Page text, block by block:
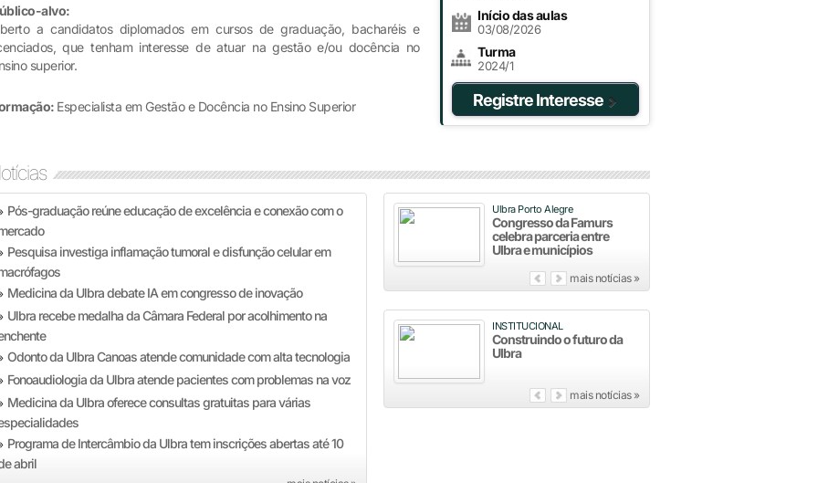
alvo:
a candidatos diplomados em cursos de graduação, bacharéis e
que tenham interesse de atuar na gestão e/ou docência no
superior.
Especialista em Gestão e Docência no Ensino Superior
Início das aulas
03/08/2026
Turma
2024/1
Registre Interesse
Pós-graduação reúne educação de excelência e conexão com o
Pesquisa investiga inflamação tumoral e disfunção celular em
Medicina da Ulbra debate IA em congresso de inovação
Ulbra recebe medalha da Câmara Federal por acolhimento na
Odonto da Ulbra Canoas atende comunidade com alta tecnologia
Fonoaudiologia da Ulbra atende pacientes com problemas na voz
Medicina da Ulbra oferece consultas gratuitas para várias
Programa de Intercâmbio da Ulbra tem inscrições abertas até 10
abril
Ulbra Porto Alegre
Congresso da Famurs
celebra parceria entre
Ulbra e municípios
mais notícias »
INSTITUCIONAL
Construindo o futuro da
Ulbra
mais notícias »